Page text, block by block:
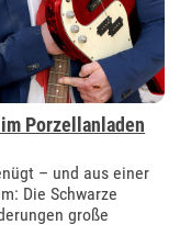
Porzellanladen
– und aus einer
Die Schwarze
große